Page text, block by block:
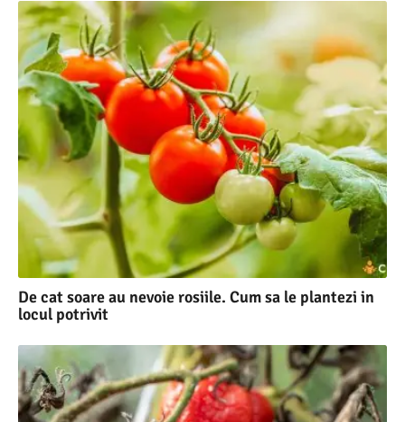
De cat soare au nevoie rosiile. Cum sa le plantezi in
locul potrivit